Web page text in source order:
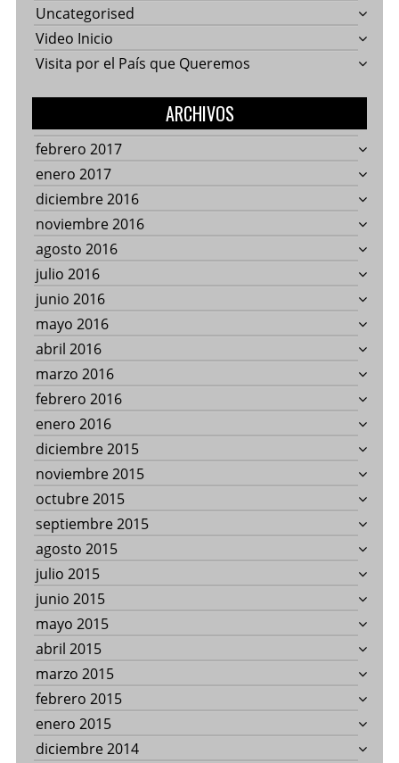
Uncategorised
Video Inicio
Visita por el País que Queremos
ARCHIVOS
febrero 2017
enero 2017
diciembre 2016
noviembre 2016
agosto 2016
julio 2016
junio 2016
mayo 2016
abril 2016
marzo 2016
febrero 2016
enero 2016
diciembre 2015
noviembre 2015
octubre 2015
septiembre 2015
agosto 2015
julio 2015
junio 2015
mayo 2015
abril 2015
marzo 2015
febrero 2015
enero 2015
diciembre 2014